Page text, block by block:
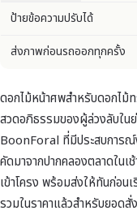
ป้ายข้อความปรับได้
ส่งภาพก่อนรถออกทุกครั้ง
ดอกไม้หน้าศพสำหรับดอกไม้
สวดอภิธรรมของผู้ล่วงลับใน
BoonForal ที่มีประสบการณ์
คัดมาจากปากคลองตลาดใน
เข้าโครง พร้อมส่งให้ทันก่อ
รวมในราคาแล้วสำหรับยอด